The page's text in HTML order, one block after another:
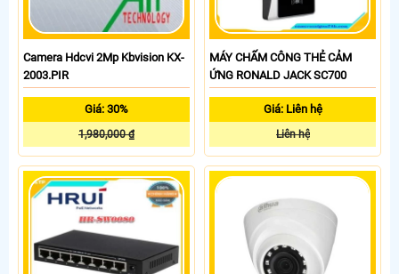
Camera Hdcvi 2Mp Kbvision KX-
2003.PIR
Giá: 30%
1,980,000 ₫
MÁY CHẤM CÔNG THẺ CẢM
ỨNG RONALD JACK SC700
Giá: Liên hệ
Liên hệ